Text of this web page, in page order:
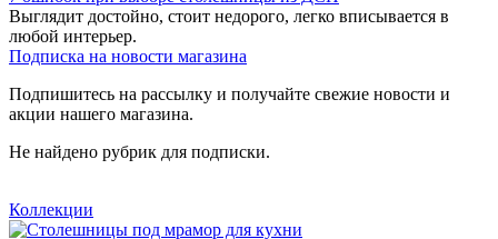
Выглядит достойно, стоит недорого, легко вписывается в
любой интерьер.
Подписка на новости магазина
Подпишитесь на рассылку и получайте свежие новости и
акции нашего магазина.
Не найдено рубрик для подписки.
Коллекции